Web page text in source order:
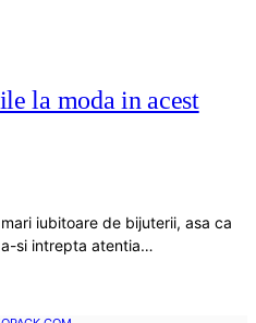
la moda in acest
iubitoare de bijuterii, asa ca
si intrepta atentia…